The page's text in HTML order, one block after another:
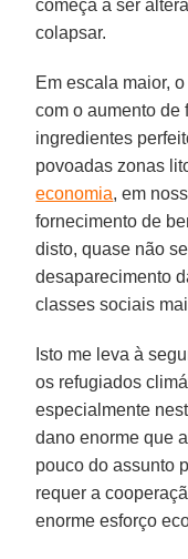
começa a ser
colapsar.
Em escala maior,
com o aumento de
ingredientes
povoadas zonas
economia, em
fornecimento de
disto, quase não
desaparecimento
classes sociais
Isto me leva à
os refugiados
especialmente
dano enorme que
pouco do assunto
requer a
enorme esforço